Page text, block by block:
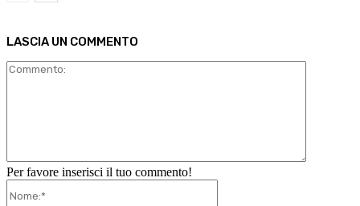
LASCIA UN COMMENTO
Per favore inserisci il tuo commento!